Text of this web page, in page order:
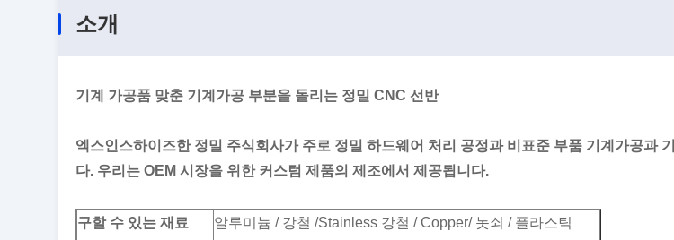
소개
기계 가공품 맞춘 기계가공 부분을 돌리는 정밀 CNC 선반
엑스인스하이즈한 정밀 주식회사가 주로 정밀 하드웨어 처리 공정과 비표준 부품 기계가공과
다. 우리는 OEM 시장을 위한 커스텀 제품의 제조에서 제공됩니다.
구할 수 있는 재료
알루미늄 / 강철 /Stainless 강철 / Copper/ 놋쇠 / 플라스틱